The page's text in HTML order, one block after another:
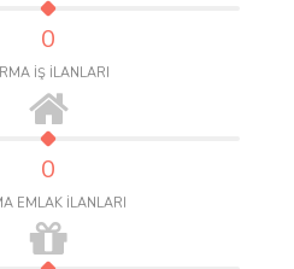
0
İŞ İLANLARI
0
EMLAK İLANLARI